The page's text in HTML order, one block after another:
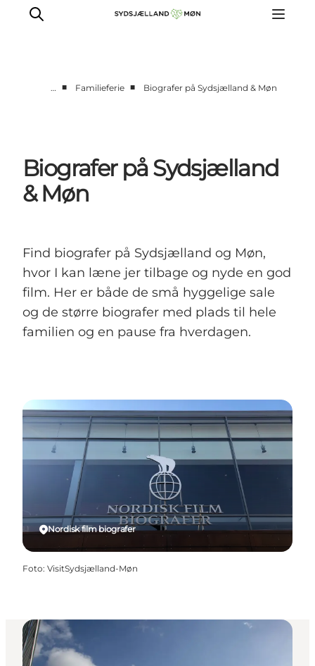
Events
Spis
Overnat
… ■ Familieferie ■ Biografer på Sydsjælland & Møn
Biografer på Sydsjælland
& Møn
Find biografer på Sydsjælland og Møn,
hvor I kan læne jer tilbage og nyde en god
film. Her er både de små hyggelige sale
og de større biografer med plads til hele
familien og en pause fra hverdagen.
Nordisk film biografer
Foto: VisitSydsjælland-Møn